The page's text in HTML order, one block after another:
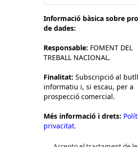
Informació bàsica sobre
de dades:
Responsable: FOMENT DEL
TREBALL NACIONAL.
Finalitat: Subscripció al
informatiu i, si escau, per a
prospecció comercial.
Més informació i drets:
privacitat.